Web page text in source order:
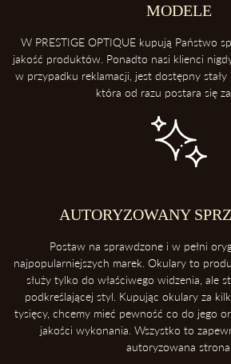
MODELE
W PRESTIGE OPTIQUE kupują Państwo
jakość produktów. Ponadto nasi klienci
w przypadku reklamacji, jest dostępny stały
która od razu postara się
AUTORYZOWANY
Postaw na sprawdzone i w pełni
najpopularniejszych marek. Okulary to
służy tylko do właściwego widzenia, ale
podkreślającej styl. Kupując okulary za
tysięcy, chcemy mieć pewność co do jego
jakości wykonania. Wszystko to
autoryzowana strona.